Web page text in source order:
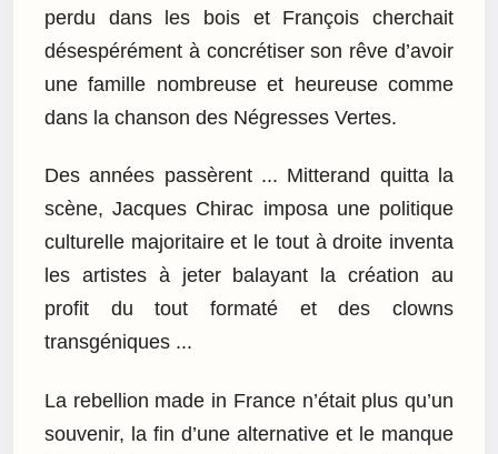
perdu dans les bois et François cherchait
désespérément à concrétiser son rêve d’avoir
une famille nombreuse et heureuse comme
dans la chanson des Négresses Vertes.
Des années passèrent ... Mitterand quitta la
scène, Jacques Chirac imposa une politique
culturelle majoritaire et le tout à droite inventa
les artistes à jeter balayant la création au
profit du tout formaté et des clowns
transgéniques ...
La rebellion made in France n’était plus qu’un
souvenir, la fin d’une alternative et le manque